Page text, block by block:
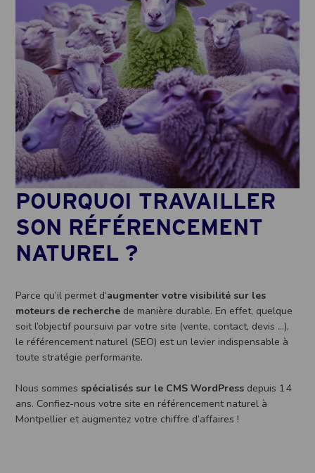
POURQUOI TRAVAILLER
SON RÉFÉRENCEMENT
NATUREL ?
Parce qu’il permet d’augmenter votre visibilité sur les
moteurs de recherche de manière durable. En effet, quelque
soit l’objectif poursuivi par votre site (vente, contact, devis …),
le référencement naturel (SEO) est un levier indispensable à
toute stratégie performante.
Nous sommes spécialisés sur le CMS WordPress depuis 14
ans. Confiez-nous votre site en référencement naturel à
Montpellier et augmentez votre chiffre d’affaires !